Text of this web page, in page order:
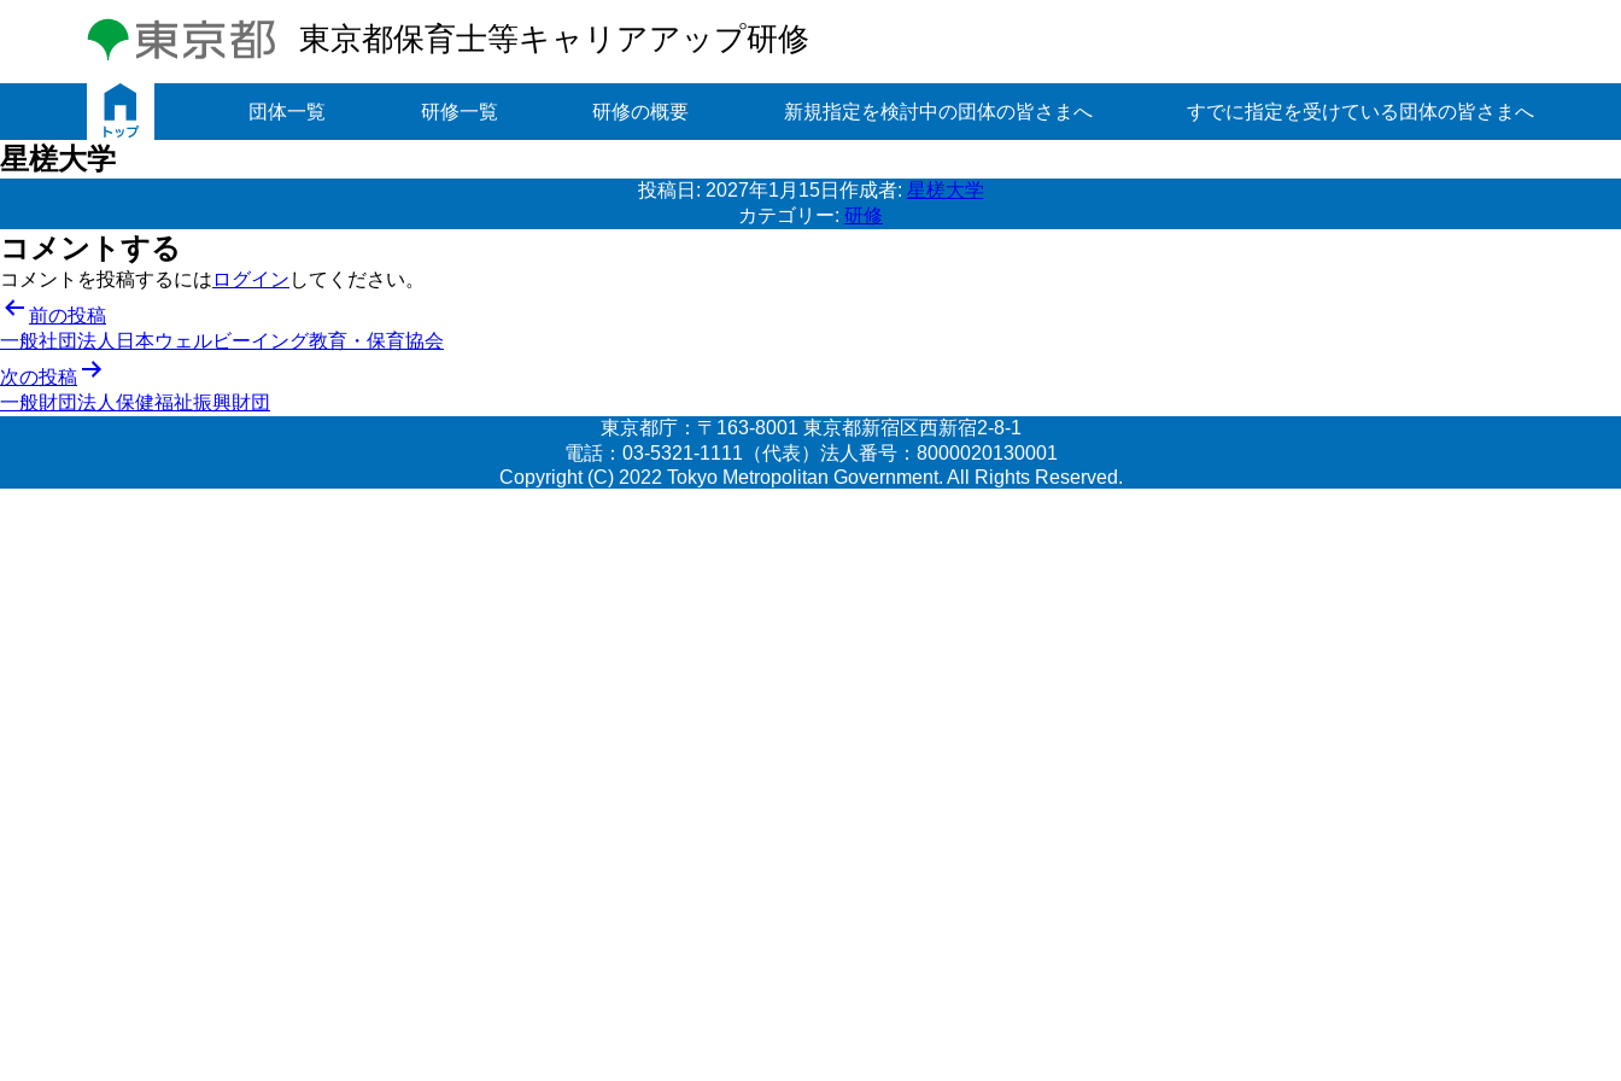
東京都保育士等キャリアアップ研修
団体一覧 研修一覧 研修の概要 新規指定を検討中の団体の皆さまへ すでに指定を受けている団体の皆さまへ
星槎大学
投稿日: 2027年1月15日 作成者: 星槎大学
カテゴリー: 研修
コメントする
コメントを投稿するには ログイン してください。
投
稿
ナ
ビ
前の投稿
一般社団法人日本ウェルビーイング教育・保育協会
次の投稿
一般財団法人保健福祉振興財団
東京都庁：〒163-8001 東京都新宿区西新宿2-8-1
電話：03-5321-1111（代表）法人番号：8000020130001
Copyright (C) 2022 Tokyo Metropolitan Government. All Rights Reserved.